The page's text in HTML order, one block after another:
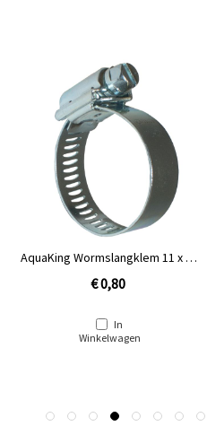
AquaKing Wormslangklem 11 x 25
€ 0,80
In
Winkelwagen